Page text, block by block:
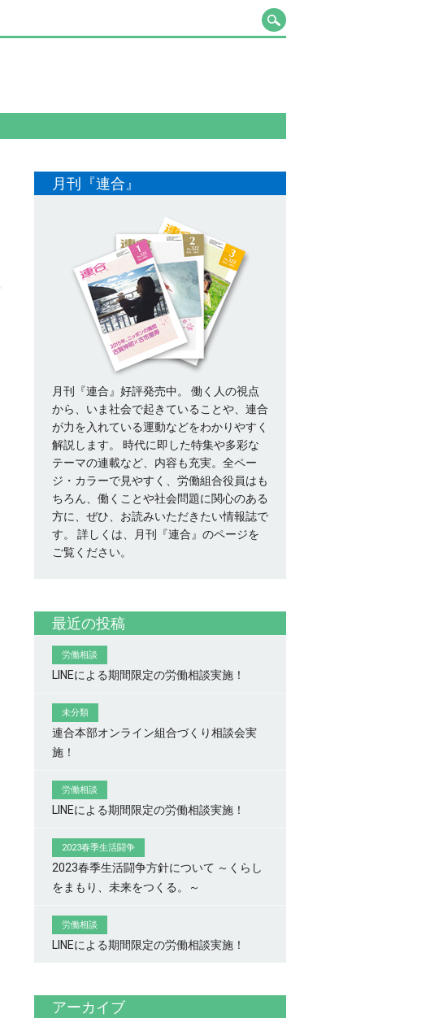
月刊『連合』
月刊『連合』好評発売中。 働く人の視点
から、いま社会で起きていることや、連合
が力を入れている運動などをわかりやすく
解説します。 時代に即した特集や多彩な
テーマの連載など、内容も充実。全ペー
ジ・カラーで見やすく、労働組合役員はも
ちろん、働くことや社会問題に関心のある
方に、ぜひ、お読みいただきたい情報誌で
す。 詳しくは、月刊『連合』のページを
ご覧ください。
最近の投稿
労働相談
LINEによる期間限定の労働相談実施！
未分類
連合本部オンライン組合づくり相談会実
施！
労働相談
LINEによる期間限定の労働相談実施！
2023春季生活闘争
2023春季生活闘争方針について ～くらし
をまもり、未来をつくる。～
労働相談
LINEによる期間限定の労働相談実施！
アーカイブ